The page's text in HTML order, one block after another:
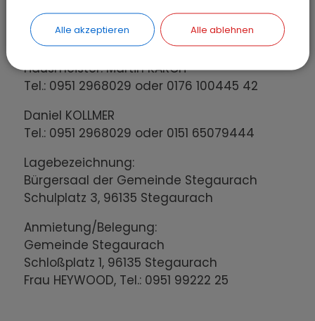
und Lautsprecheranlage.
Kontakte
Hausmeister: Martin KARCH
Tel.: 0951 2968029 oder 0176 100445 42
Daniel KOLLMER
Tel.: 0951 2968029 oder 0151 65079444
Lagebezeichnung:
Bürgersaal der Gemeinde Stegaurach
Schulplatz 3, 96135 Stegaurach
Anmietung/Belegung:
Gemeinde Stegaurach
Schloßplatz 1, 96135 Stegaurach
Frau HEYWOOD, Tel.: 0951 99222 25
Alle akzeptieren Alle ablehnen